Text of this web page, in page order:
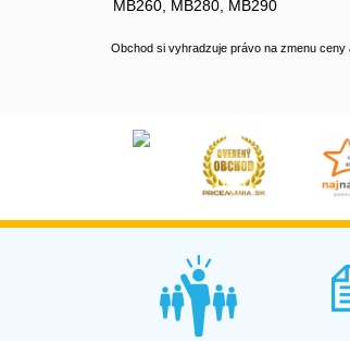
MB260, MB280, MB290
Obchod si vyhradzuje právo na zmenu